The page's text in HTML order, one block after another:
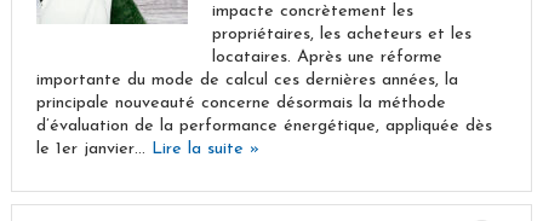
impacte concrètement les
propriétaires, les acheteurs et les
locataires. Après une réforme
importante du mode de calcul ces dernières années, la
principale nouveauté concerne désormais la méthode
d’évaluation de la performance énergétique, appliquée dès
le 1er janvier… Lire la suite »